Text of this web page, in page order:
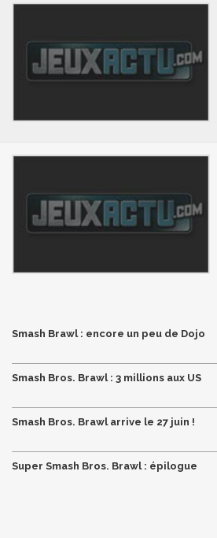
Smash Brawl : encore un peu de Dojo
Smash Bros. Brawl : 3 millions aux US
Smash Bros. Brawl arrive le 27 juin !
Super Smash Bros. Brawl : épilogue